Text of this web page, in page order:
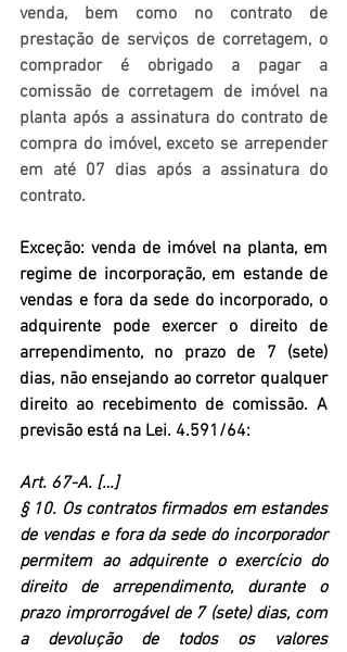
venda, bem como no contrato de
prestação de serviços de corretagem, o
comprador é obrigado a pagar a
comissão de corretagem de imóvel na
planta após a assinatura do contrato de
compra do imóvel, exceto se arrepender
em até 07 dias após a assinatura do
contrato.
Exceção: venda de imóvel na planta, em
regime de incorporação, em estande de
vendas e fora da sede do incorporado, o
adquirente pode exercer o direito de
arrependimento, no prazo de 7 (sete)
dias, não ensejando ao corretor qualquer
direito ao recebimento de comissão. A
previsão está na Lei. 4.591/64:
Art. 67-A. […]
§ 10. Os contratos firmados em estandes
de vendas e fora da sede do incorporador
permitem ao adquirente o exercício do
direito de arrependimento, durante o
prazo improrrogável de 7 (sete) dias, com
a devolução de todos os valores